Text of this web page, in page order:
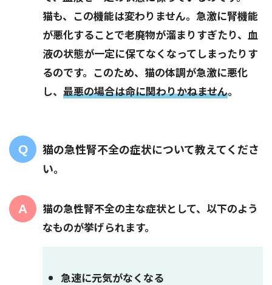
猫も、この機能は変わりません。急激に腎機能
が悪化することで老廃物が溜まりすぎたり、血
液の状態が一定に保てなくなってしまったりす
るのです。このため、猫の体調が急激に悪化
し、 最悪の場合は命に関わりかねません。
猫の急性腎不全の症状について教えてくださ
い。
猫の急性腎不全の主な症状として、以下のよう
なものが挙げられます。
急速に元気がなくなる